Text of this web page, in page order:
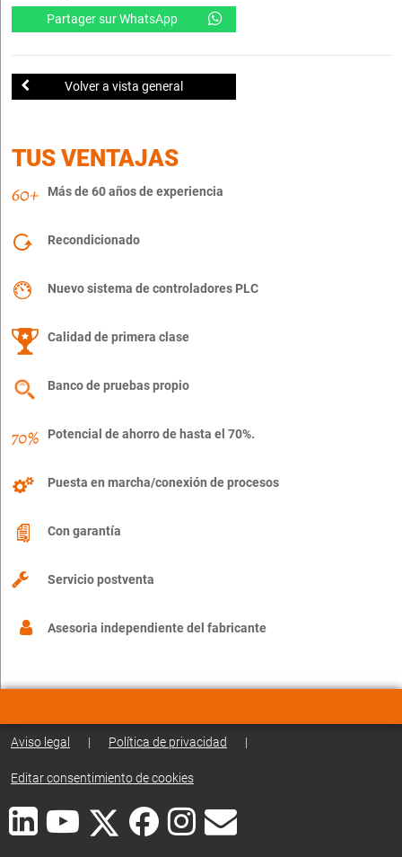
Partager sur WhatsApp
Volver a vista general
TUS VENTAJAS
Más de 60 años de experiencia
Recondicionado
Nuevo sistema de controladores PLC
Calidad de primera clase
Banco de pruebas propio
Potencial de ahorro de hasta el 70%.
Puesta en marcha/conexión de procesos
Con garantía
Servicio postventa
Asesoria independiente del fabricante
Aviso legal | Política de privacidad |
Editar consentimiento de cookies